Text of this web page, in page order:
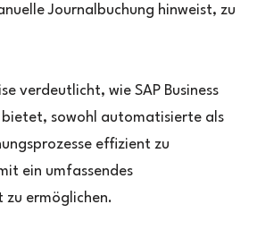
Journalbuchung hinweist, zu
verdeutlicht, wie SAP Business
sowohl automatisierte als
effizient zu
ein umfassendes
zu ermöglichen.